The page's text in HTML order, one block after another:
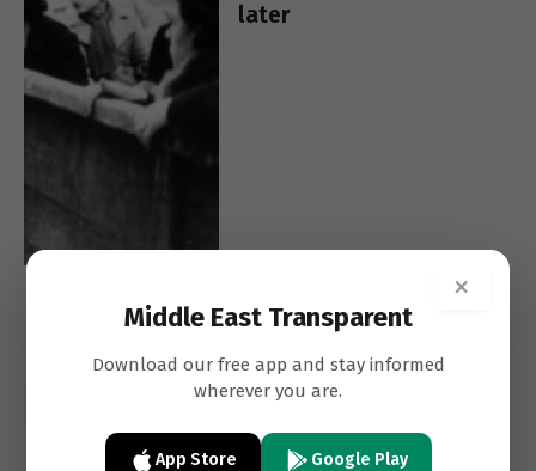
later
×
Middle East Transparent
Download our free app and stay informed
wherever you are.
App Store Google Play